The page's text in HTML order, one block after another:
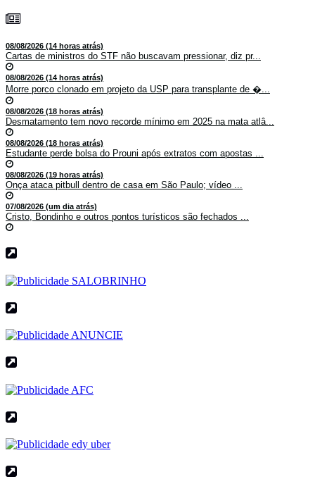
08/08/2026 (14 horas atrás)
Cartas de ministros do STF não buscavam pressionar, diz pr...
08/08/2026 (14 horas atrás)
Morre porco clonado em projeto da USP para transplante de �...
08/08/2026 (18 horas atrás)
Desmatamento tem novo recorde mínimo em 2025 na mata atlâ...
08/08/2026 (18 horas atrás)
Estudante perde bolsa do Prouni após extratos com apostas ...
08/08/2026 (19 horas atrás)
Onça ataca pitbull dentro de casa em São Paulo; vídeo ...
07/08/2026 (um dia atrás)
Cristo, Bondinho e outros pontos turísticos são fechados ...